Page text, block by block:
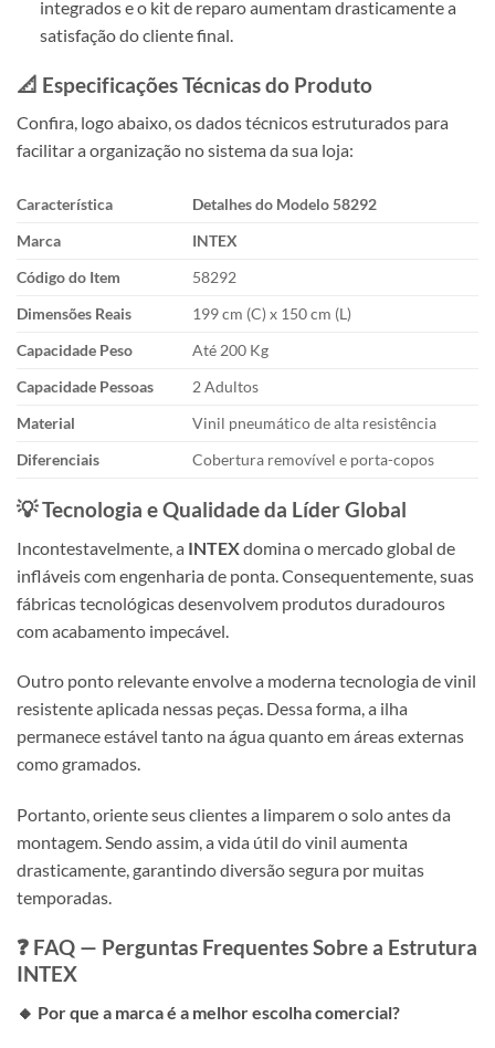
integrados e o kit de reparo aumentam drasticamente a
satisfação do cliente final.
📐 Especificações Técnicas do Produto
Confira, logo abaixo, os dados técnicos estruturados para
facilitar a organização no sistema da sua loja:
Característica
Detalhes do Modelo 58292
Marca
INTEX
Código do Item
58292
Dimensões Reais
199 cm (C) x 150 cm (L)
Capacidade Peso
Até 200 Kg
Capacidade Pessoas
2 Adultos
Material
Vinil pneumático de alta resistência
Diferenciais
Cobertura removível e porta-copos
💡 Tecnologia e Qualidade da Líder Global
Incontestavelmente, a INTEXdomina o mercado global de
infláveis com engenharia de ponta. Consequentemente, suas
fábricas tecnológicas desenvolvem produtos duradouros
com acabamento impecável.
Outro ponto relevante envolve a moderna tecnologia de vinil
resistente aplicada nessas peças. Dessa forma, a ilha
permanece estável tanto na água quanto em áreas externas
como gramados.
Portanto, oriente seus clientes a limparem o solo antes da
montagem. Sendo assim, a vida útil do vinil aumenta
drasticamente, garantindo diversão segura por muitas
temporadas.
❓ FAQ — Perguntas Frequentes Sobre a Estrutura
INTEX
🔸 Por que a marca é a melhor escolha comercial?